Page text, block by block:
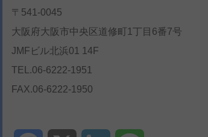
〒541-0045
大阪府大阪市中央区道修町1丁目6番7号
JMFビル北浜01 14F
TEL.06-6222-1951
FAX.06-6222-1950